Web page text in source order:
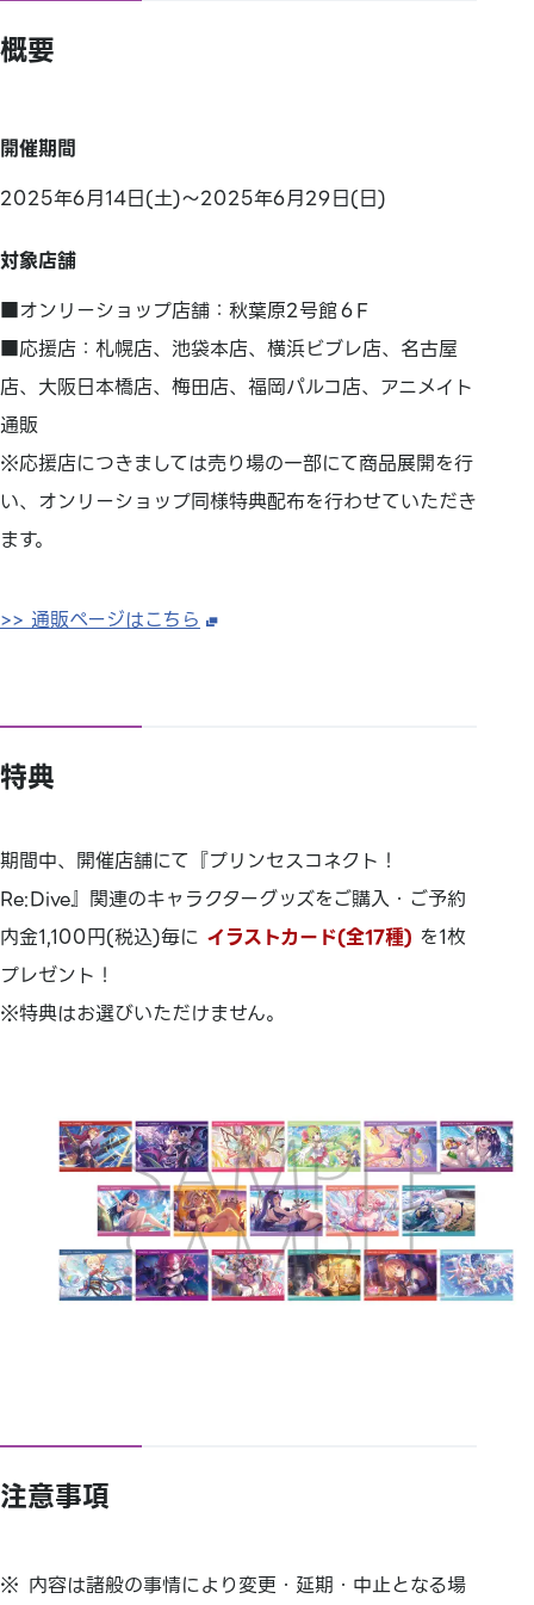
概要
開催期間
2025年6月14日(土)～2025年6月29日(日)
対象店舗
■オンリーショップ店舗：秋葉原2号館６F
■応援店：札幌店、池袋本店、横浜ビブレ店、名古屋
店、大阪日本橋店、梅田店、福岡パルコ店、アニメイト
通販
※応援店につきましては売り場の一部にて商品展開を行
い、オンリーショップ同様特典配布を行わせていただき
ます。
>> 通販ページはこちら
特典
期間中、開催店舗にて『プリンセスコネクト！
Re:Dive』関連のキャラクターグッズをご購入・ご予約
内金1,100円(税込)毎に イラストカード(全17種) を1枚
プレゼント！
※特典はお選びいただけません。
注意事項
内容は諸般の事情により変更・延期・ 中止となる場